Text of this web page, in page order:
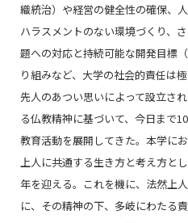
織統治）や経営の健全性の確保、
ハラスメントのない環境づくり、
題への対応と持続可能な開発目標
り組みなど、大学の社会的責任は極
先人のあつい思いによって設立さ
る仏教精神に基づいて、今日まで
教育活動を展開してきた。本学に
上人に共通する生き方と考え方と
年を迎える。これを機に、法然上
に、その精神の下、多岐にわたる